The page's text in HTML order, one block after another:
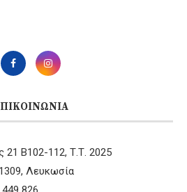
21 B102-112, Τ.Τ. 2025
Λευκωσία